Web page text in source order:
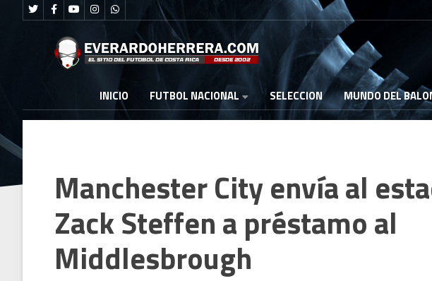
INICIO FUTBOL NACIONAL SELECCION MUNDO DEL
Manchester City envía al
Zack Steffen a préstamo al
Middlesbrough